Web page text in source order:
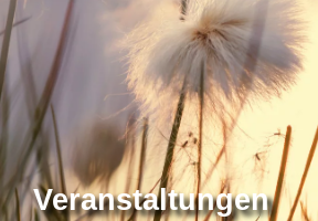
Veranstaltungen